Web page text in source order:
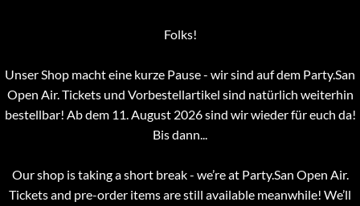
Folks!
Unser Shop macht eine kurze Pause - wir sind auf dem Party.San
Open Air. Tickets und Vorbestellartikel sind natürlich weiterhin
bestellbar! Ab dem 11. August 2026 sind wir wieder für euch da!
Bis dann...
Our shop is taking a short break - we’re at Party.San Open Air.
Tickets and pre-order items are still available meanwhile! We’ll